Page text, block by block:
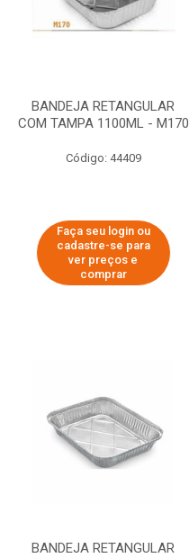
BANDEJA RETANGULAR
COM TAMPA 1100ML - M170
Código: 44409
Faça seu login ou
cadastre-se para
ver preços e
comprar
BANDEJA RETANGULAR